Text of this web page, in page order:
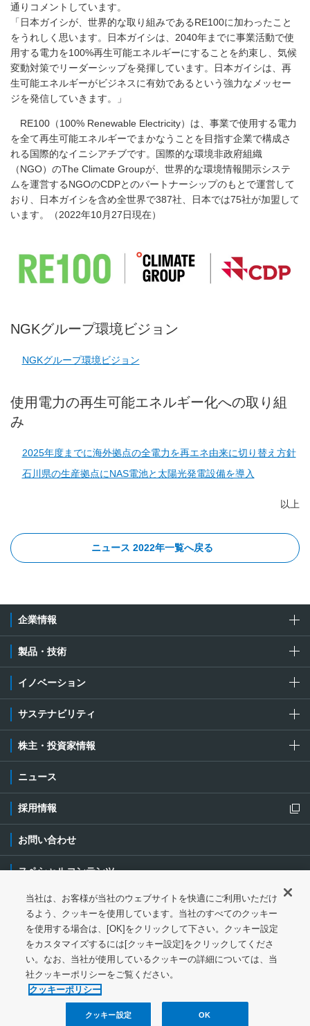
通りコメントしています。
「日本ガイシが、世界的な取り組みであるRE100に加わったこと
をうれしく思います。日本ガイシは、2040年までに事業活動で使
用する電力を100%再生可能エネルギーにすることを約束し、気候
変動対策でリーダーシップを発揮しています。日本ガイシは、再
生可能エネルギーがビジネスに有効であるという強力なメッセー
ジを発信していきます。」
RE100（100% Renewable Electricity）は、事業で使用する電力
を全て再生可能エネルギーでまかなうことを目指す企業で構成さ
れる国際的なイニシアチブです。国際的な環境非政府組織
（NGO）のThe Climate Groupが、世界的な環境情報開示システ
ムを運営するNGOのCDPとのパートナーシップのもとで運営して
おり、日本ガイシを含め全世界で387社、日本では75社が加盟して
います。（2022年10月27日現在）
NGKグループ環境ビジョン
NGKグループ環境ビジョン
使用電力の再生可能エネルギー化への取り組
み
2025年度までに海外拠点の全電力を再エネ由来に切り替え方針
石川県の生産拠点にNAS電池と太陽光発電設備を導入
以上
ニュース 2022年一覧へ戻る
企業情報
製品・技術
イノベーション
サステナビリティ
株主・投資家情報
ニュース
採用情報
新規ウィンドウを開きます
お問い合わせ
スペシャルコンテンツ
ご利用条件・ご注意 プライバシーポリシー
新規ウィンドウを開き
ソーシャルメディアポリシー クッキーポリシー
特定個人情報等の基本方針 ウェブアクセシビリティ対応
サイトマップ
© 1997-2026 NGK Corporation
当社は、お客様が当社のウェブサイトを快適にご利用いただけ
るよう、クッキーを使用しています。当社のすべてのクッキー
を使用する場合は、[OK]をクリックして下さい。クッキー設定
をカスタマイズするには[クッキー設定]をクリックしてくださ
い。なお、当社が使用しているクッキーの詳細については、当
社クッキーポリシーをご覧ください。
クッキーポリシー
クッキー設定 OK